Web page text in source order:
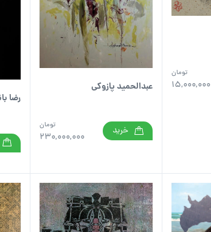
15,000,000
تومان
عبدالحمید پازوکی
230,000,000
تومان خرید
رضا